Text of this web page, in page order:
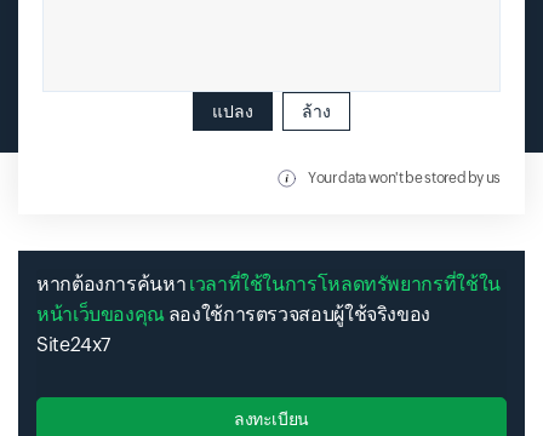
แปลง ล้าง
Your data won't be stored by us
หากต้องการค้นหา เวลาที่ใช้ในการโหลดทรัพยากรที่ใช้ใน
หน้าเว็บของคุณ ลองใช้การตรวจสอบผู้ใช้จริงของ
Site24x7
ลงทะเบียน